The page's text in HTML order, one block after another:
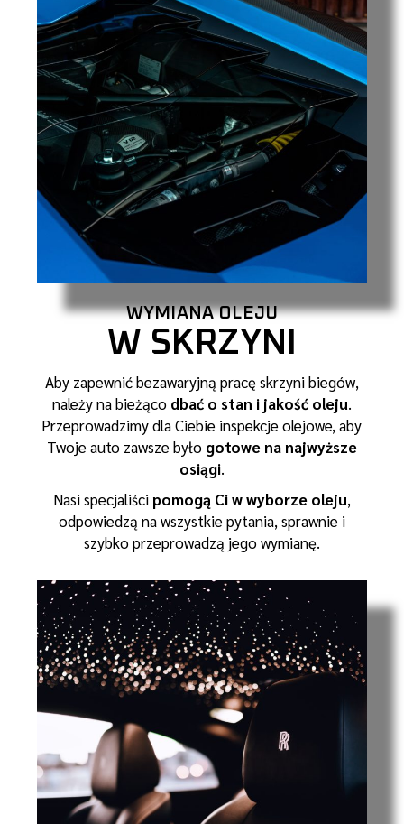
WYMIANA OLEJU
W SKRZYNI
Aby zapewnić bezawaryjną pracę skrzyni biegów,
należy na bieżąco dbać o stan i jakość oleju.
Przeprowadzimy dla Ciebie inspekcje olejowe, aby
Twoje auto zawsze byłogotowe na najwyższe
osiągi.
Nasi specjaliści pomogą Ci w wyborze oleju,
odpowiedzą na wszystkie pytania, sprawnie i
szybko przeprowadzą jego wymianę.